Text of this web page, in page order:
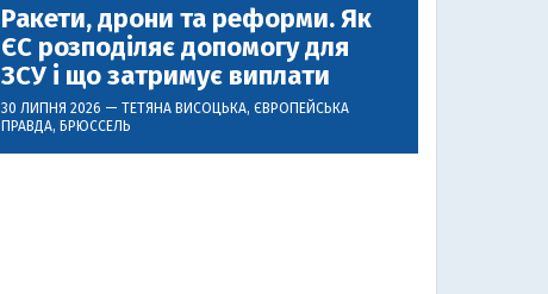
Ракети, дрони та реформи. Як
ЄС розподіляє допомогу для
ЗСУ і що затримує виплати
30 ЛИПНЯ 2026 — ТЕТЯНА ВИСОЦЬКА, ЄВРОПЕЙСЬКА
ПРАВДА, БРЮССЕЛЬ